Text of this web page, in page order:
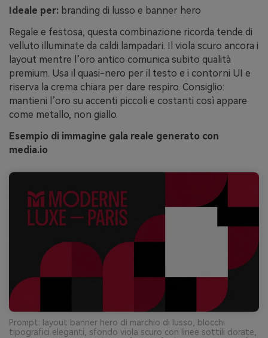
Ideale per: branding di lusso e banner hero
Regale e festosa, questa combinazione ricorda tende di
velluto illuminate da caldi lampadari. Il viola scuro ancora i
layout mentre l’oro antico comunica subito qualità
premium. Usa il quasi-nero per il testo e i contorni UI e
riserva la crema chiara per dare respiro. Consiglio:
mantieni l’oro su accenti piccoli e costanti così appare
come metallo, non giallo.
Esempio di immagine gala reale generato con
media.io
Prompt: layout banner hero di marchio di lusso, blocchi
tipografici eleganti, sfondo viola scuro con linee sottili dorate,